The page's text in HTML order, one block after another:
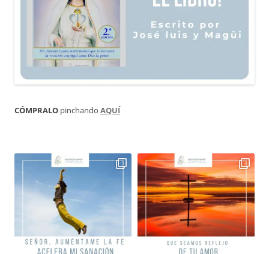
CÓMPRALO pinchando AQUÍ